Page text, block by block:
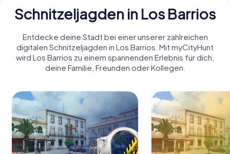
Schnitzeljagden in Los Barrios
Entdecke deine Stadt bei einer unserer zahlreichen
digitalen Schnitzeljagden in Los Barrios. Mit myCityHunt
wird Los Barrios zu einem spannenden Erlebnis für dich,
deine Familie, Freunden oder Kollegen.